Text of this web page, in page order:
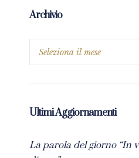
Archivio
Ultimi Aggiornamenti
La parola del giorno “In